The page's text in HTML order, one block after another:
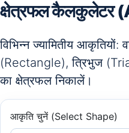
क्षेत्रफल कैलकुलेटर
विभिन्न ज्यामितीय
(Rectangle), त्रिभुज
का क्षेत्रफल निकालें।
आकृति चुनें (Select Shape)